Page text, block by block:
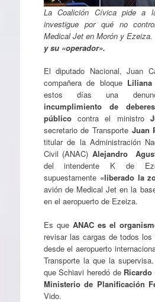
La Coalición Cívica pide a
investigue por qué no
Medical Jet en Morón y Ezeiza.
y su «operador».
El diputado Nacional, Juan
compañera de bloque
estos días una
incumplimiento de
público contra el ministro
secretario de Transporte Juan
titular de la Administración
Civil (ANAC) Alejandro
del intendente K de
supuestamente «liberado la
avión de Medical Jet en la
en el aeropuerto de Ezeiza.
Es que ANAC es el
revisar las cargas de todos los
desde el aeropuerto
Transporte la que la
que Schiavi heredó de Ricardo
Ministerio de Planificación
Vido.